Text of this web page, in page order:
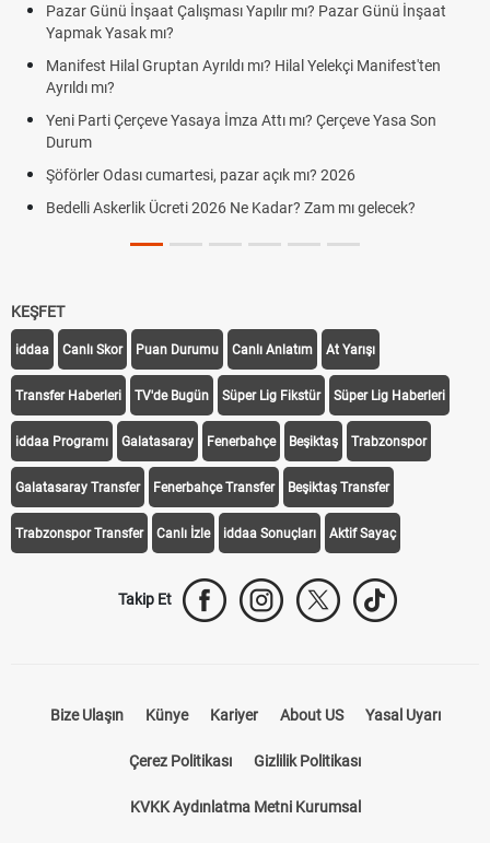
mı? Pazar Günü İnşaat
Hilal Yelekçi Manifest'ten
mı? Çerçeve Yasa Son
mı? 2026
Zam mı gelecek?
Bedelli askerlik çarşı izni var mı?
cumartesi-pazar günü kaça kadar
Cumartesi ve Pazar Detayı
Cumartesi çalışma saatleri!
Hazırlık Maçı ve Dostluk Maçı
KEŞFET
iddaa Canlı Skor Puan Durumu Canlı Anlatım At Yarışı
Transfer Haberleri TV'de Bugün Süper Lig Fikstür Süper Lig Haberleri
iddaa Programı Galatasaray Fenerbahçe Beşiktaş Trabzonspor
Galatasaray Transfer Fenerbahçe Transfer Beşiktaş Transfer
Trabzonspor Transfer Canlı İzle iddaa Sonuçları Aktif Sayaç
Takip Et
Bize Ulaşın Künye Kariyer About US Yasal Uyarı
Çerez Politikası Gizlilik Politikası
KVKK Aydınlatma Metni Kurumsal